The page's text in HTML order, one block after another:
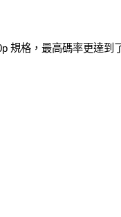
規格，最高碼率更達到